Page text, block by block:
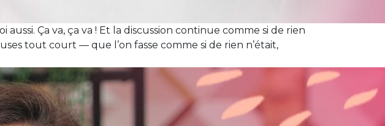
Ça va, ça va ! Et la discussion continue comme si de rien
tout court — que l’on fasse comme si de rien n’était,